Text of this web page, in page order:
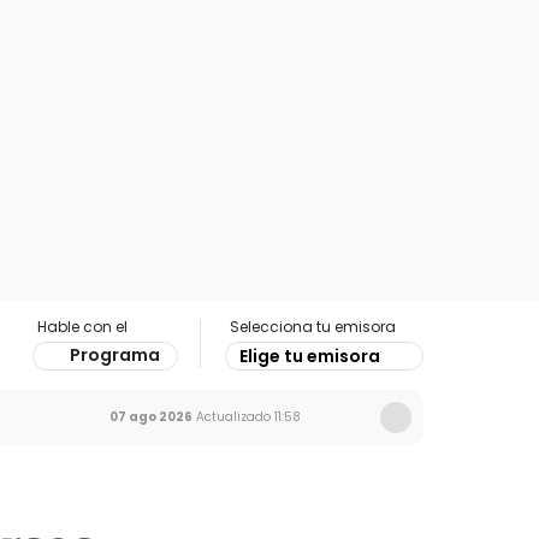
Hable con el
Programa
Selecciona tu emisora
Elige tu emisora
07 ago 2026 Actualizado 11:58